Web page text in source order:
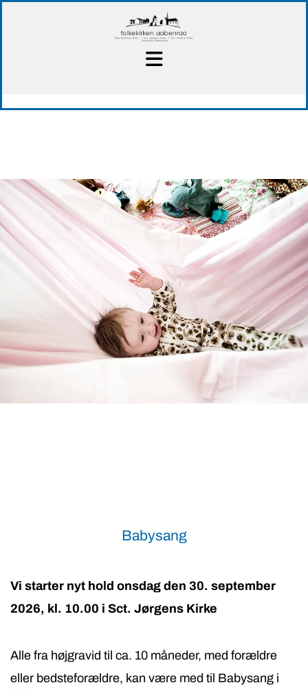
Babysang
Vi starter nyt hold onsdag den 30. september
2026, kl. 10.00 i Sct. Jørgens Kirke
Alle fra højgravid til ca. 10 måneder, med forældre
eller bedsteforældre, kan være med til Babysang i